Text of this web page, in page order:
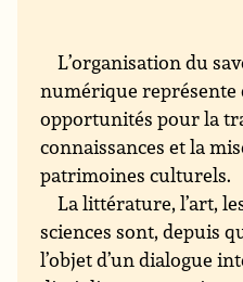
L’organisation du
numérique représente
opportunités pour la
connaissances et la
patrimoines culturels.
La littérature, l’art,
sciences sont, depuis
l’objet d’un dialogue